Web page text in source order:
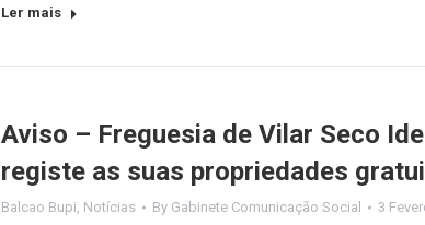
Ler mais
Aviso – Freguesia de Vilar Seco
registe as suas propriedades
Balcao Bupi, Notícias By Gabinete Comunicação Social 3